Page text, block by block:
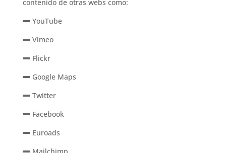
contenido de otras webs como:
YouTube
Vimeo
Flickr
Google Maps
Twitter
Facebook
Euroads